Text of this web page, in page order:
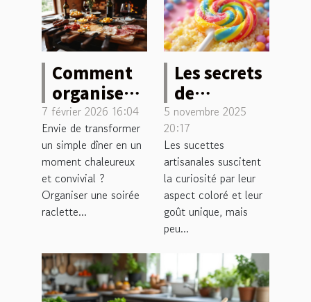
Comment
organiser
une soirée
raclette
inoubliable
?
7 février 2026 16:04
Envie de transformer
un simple dîner en un
moment chaleureux
et convivial ?
Organiser une soirée
raclette...
Les secrets
de
fabrication
des
sucettes
artisanales
révélés
5 novembre 2025
20:17
Les sucettes
artisanales suscitent
la curiosité par leur
aspect coloré et leur
goût unique, mais
peu...